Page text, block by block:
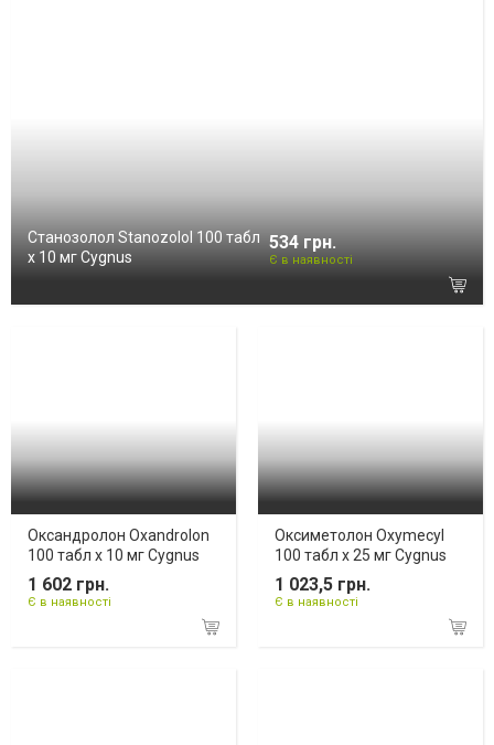
Станозолол Stanozolol 100 табл
х 10 мг Cygnus
534 грн.
Є в наявності
Оксандролон Oxandrolon
100 табл х 10 мг Cygnus
1 602 грн.
Є в наявності
Оксиметолон Oxymecyl
100 табл х 25 мг Cygnus
1 023,5 грн.
Є в наявності